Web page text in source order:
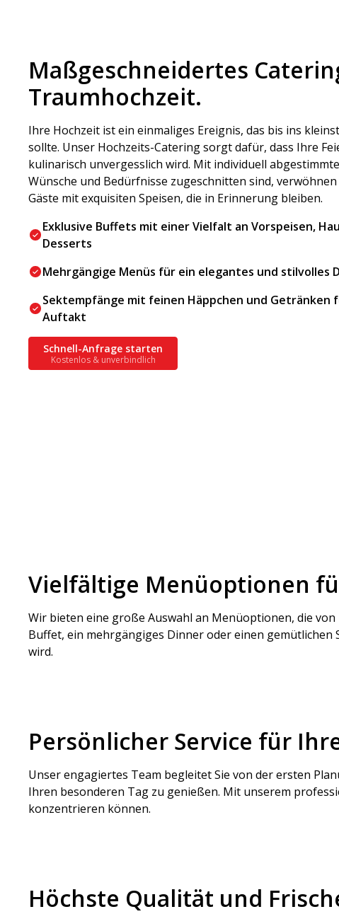
Maßgeschneidertes
Traumhochzeit.
Ihre Hochzeit ist ein einmaliges Ereignis, das bis ins
sollte. Unser Hochzeits-Catering sorgt dafür, dass Ihre
kulinarisch unvergesslich wird. Mit individuell
Wünsche und Bedürfnisse zugeschnitten sind,
Gäste mit exquisiten Speisen, die in Erinnerung bleiben.
Exklusive Buffets mit einer Vielfalt an Vorspeisen,
Desserts
Mehrgängige Menüs für ein elegantes und stilvolles
Sektempfänge mit feinen Häppchen und Getränken
Auftakt
Schnell-Anfrage starten
Kostenlos & unverbindlich
Vielfältige Menüoptionen
Wir bieten eine große Auswahl an Menüoptionen, die
Buffet, ein mehrgängiges Dinner oder einen
wird.
Persönlicher Service für
Unser engagiertes Team begleitet Sie von der ersten
Ihren besonderen Tag zu genießen. Mit unserem
konzentrieren können.
Höchste Qualität und